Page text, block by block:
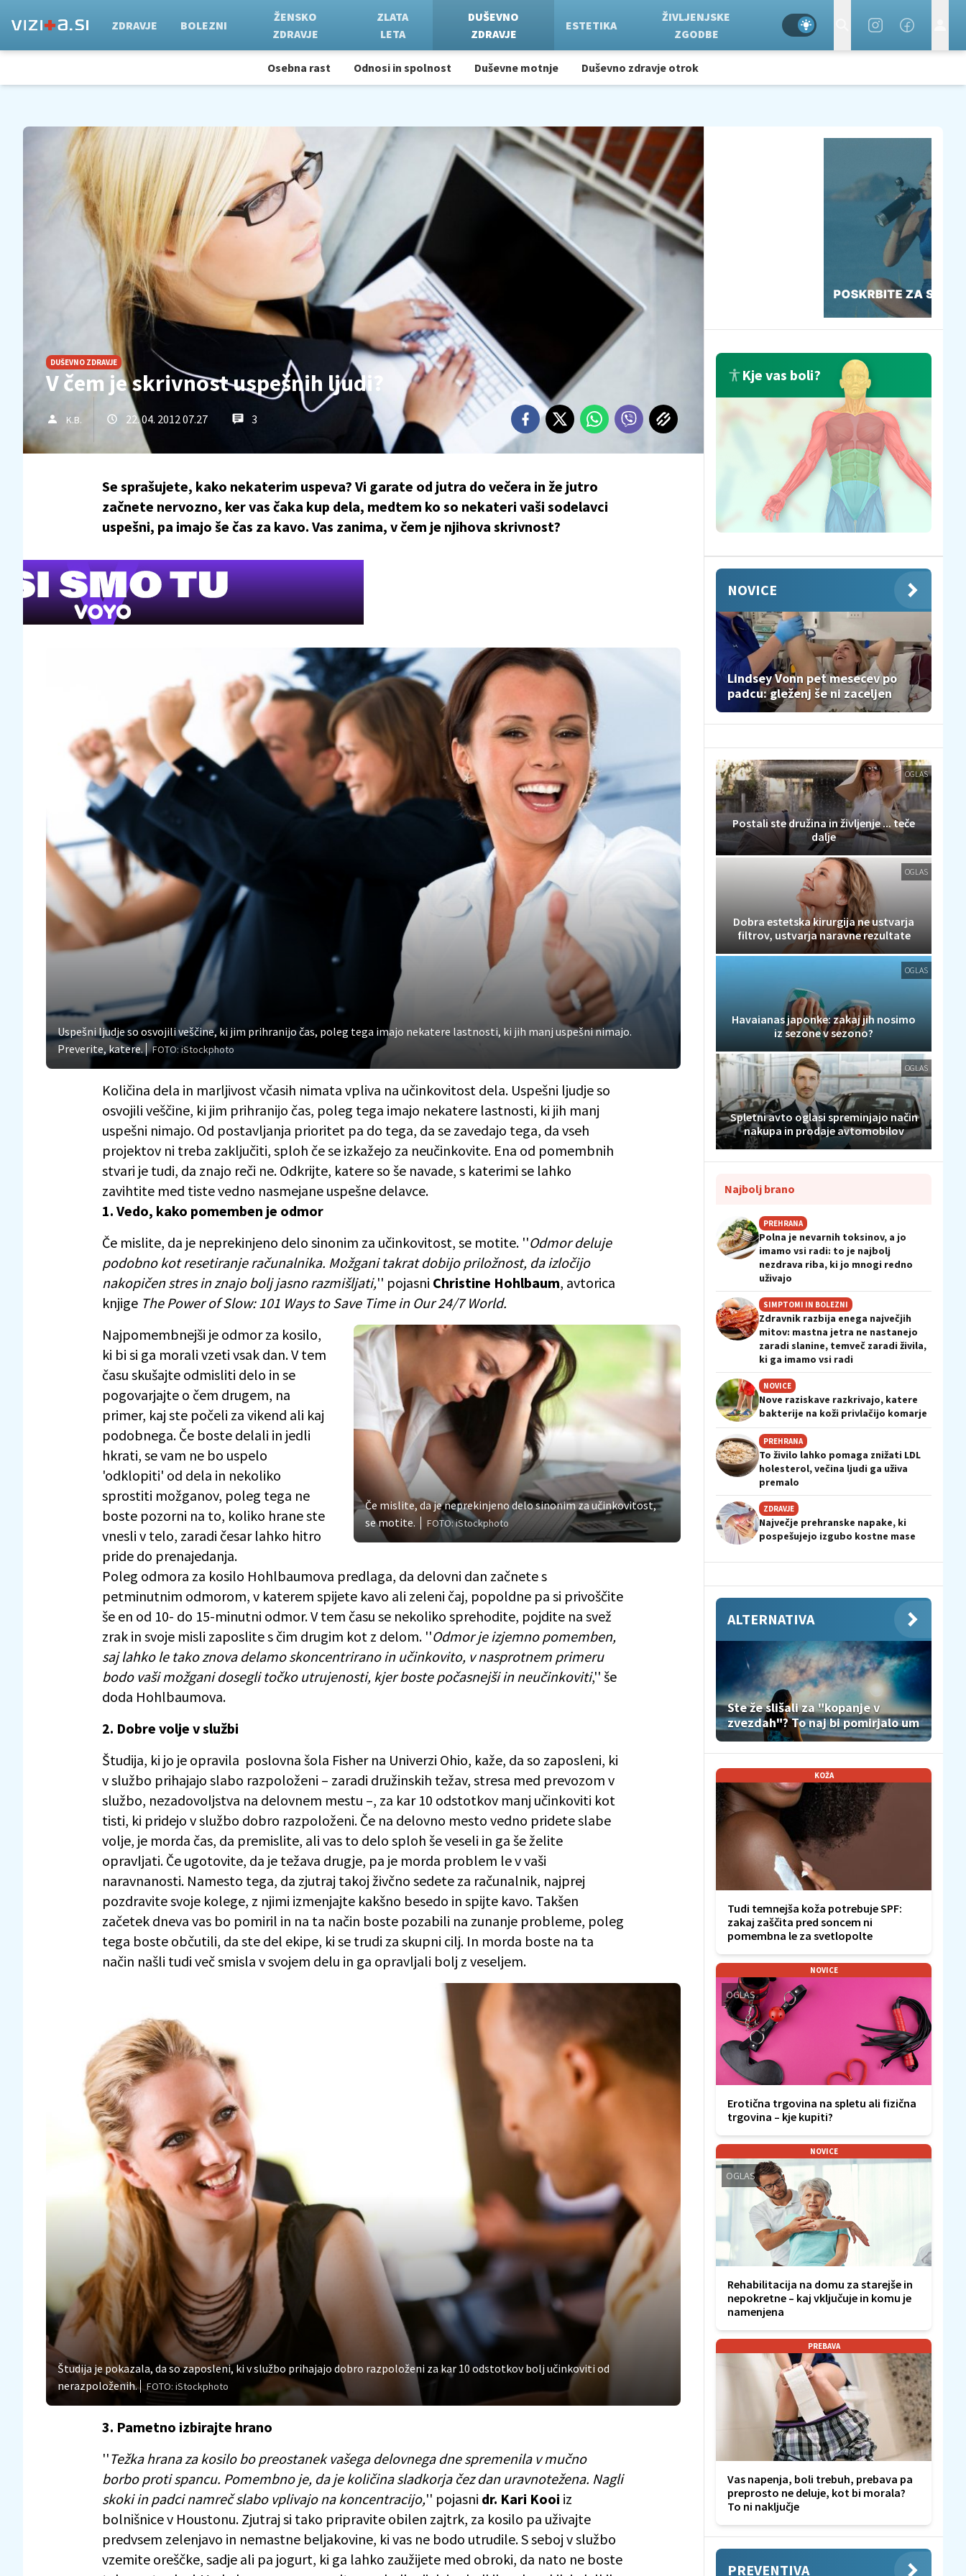
ZDRAVJE BOLEZNI
ŽENSKO
ZDRAVJE
ZLATA
LETA
DUŠEVNO
ZDRAVJE
ESTETIKA
ŽIVLJENJSKE
ZGODBE
Osebna rast Odnosi in spolnost Duševne motnje Duševno zdravje otrok
DUŠEVNO ZDRAVJE
V čem je skrivnost uspešnih ljudi?
K.B. 22. 04. 2012 07.27 3
Se sprašujete, kako nekaterim uspeva? Vi garate od jutra do večera in že jutro
začnete nervozno, ker vas čaka kup dela, medtem ko so nekateri vaši sodelavci
uspešni, pa imajo še čas za kavo. Vas zanima, v čem je njihova skrivnost?
Uspešni ljudje so osvojili veščine, ki jim prihranijo čas, poleg tega imajo nekatere lastnosti, ki jih manj uspešni nimajo.
Preverite, katere.
FOTO: iStockphoto
Količina dela in marljivost včasih nimata vpliva na učinkovitost dela. Uspešni ljudje so
osvojili veščine, ki jim prihranijo čas, poleg tega imajo nekatere lastnosti, ki jih manj
uspešni nimajo. Od postavljanja prioritet pa do tega, da se zavedajo tega, da vseh
projektov ni treba zaključiti, sploh če se izkažejo za neučinkovite. Ena od pomembnih
stvari je tudi, da znajo reči ne. Odkrijte, katere so še navade, s katerimi se lahko
zavihtite med tiste vedno nasmejane uspešne delavce.
1. Vedo, kako pomemben je odmor
Če mislite, da je neprekinjeno delo sinonim za učinkovitost, se motite. ''Odmor deluje
podobno kot resetiranje računalnika. Možgani takrat dobijo priložnost, da izločijo
nakopičen stres in znajo bolj jasno razmišljati,'' pojasni Christine Hohlbaum, avtorica
knjige The Power of Slow: 101 Ways to Save Time in Our 24/7 World.
Če mislite, da je neprekinjeno delo sinonim za učinkovitost,
se motite.
FOTO: iStockphoto
Najpomembnejši je odmor za kosilo,
ki bi si ga morali vzeti vsak dan. V tem
času skušajte odmisliti delo in se
pogovarjajte o čem drugem, na
primer, kaj ste počeli za vikend ali kaj
podobnega. Če boste delali in jedli
hkrati, se vam ne bo uspelo
'odklopiti' od dela in nekoliko
sprostiti možganov, poleg tega ne
boste pozorni na to, koliko hrane ste
vnesli v telo, zaradi česar lahko hitro
pride do prenajedanja.
Poleg odmora za kosilo Hohlbaumova predlaga, da delovni dan začnete s
petminutnim odmorom, v katerem spijete kavo ali zeleni čaj, popoldne pa si privoščite
še en od 10- do 15-minutni odmor. V tem času se nekoliko sprehodite, pojdite na svež
zrak in svoje misli zaposlite s čim drugim kot z delom. ''Odmor je izjemno pomemben,
saj lahko le tako znova delamo skoncentrirano in učinkovito, v nasprotnem primeru
bodo vaši možgani dosegli točko utrujenosti, kjer boste počasnejši in neučinkoviti,'' še
doda Hohlbaumova.
2. Dobre volje v službi
Študija, ki jo je opravila poslovna šola Fisher na Univerzi Ohio, kaže, da so zaposleni, ki
v službo prihajajo slabo razpoloženi – zaradi družinskih težav, stresa med prevozom v
službo, nezadovoljstva na delovnem mestu –, za kar 10 odstotkov manj učinkoviti kot
tisti, ki pridejo v službo dobro razpoloženi. Če na delovno mesto vedno pridete slabe
volje, je morda čas, da premislite, ali vas to delo sploh še veseli in ga še želite
opravljati. Če ugotovite, da je težava drugje, pa je morda problem le v vaši
naravnanosti. Namesto tega, da zjutraj takoj živčno sedete za računalnik, najprej
pozdravite svoje kolege, z njimi izmenjajte kakšno besedo in spijte kavo. Takšen
začetek dneva vas bo pomiril in na ta način boste pozabili na zunanje probleme, poleg
tega boste občutili, da ste del ekipe, ki se trudi za skupni cilj. In morda boste na ta
način našli tudi več smisla v svojem delu in ga opravljali bolj z veseljem.
Študija je pokazala, da so zaposleni, ki v službo prihajajo dobro razpoloženi za kar 10 odstotkov bolj učinkoviti od
nerazpoloženih.
FOTO: iStockphoto
3. Pametno izbirajte hrano
''Težka hrana za kosilo bo preostanek vašega delovnega dne spremenila v mučno
borbo proti spancu. Pomembno je, da je količina sladkorja čez dan uravnotežena. Nagli
skoki in padci namreč slabo vplivajo na koncentracijo,'' pojasni dr. Kari Kooi iz
bolnišnice v Houstonu. Zjutraj si tako pripravite obilen zajtrk, za kosilo pa uživajte
predvsem zelenjavo in nemastne beljakovine, ki vas ne bodo utrudile. S seboj v službo
vzemite oreščke, sadje ali pa jogurt, ki ga lahko zaužijete med obroki, da nato ne boste
Kje vas boli?
NOVICE
Lindsey Vonn pet mesecev po
padcu: gleženj še ni zaceljen
OGLAS
Postali ste družina in življenje ... teče
dalje
OGLAS
Dobra estetska kirurgija ne ustvarja
filtrov, ustvarja naravne rezultate
OGLAS
Havaianas japonke: zakaj jih nosimo
iz sezone v sezono?
OGLAS
Spletni avto oglasi spreminjajo način
nakupa in prodaje avtomobilov
Najbolj brano
PREHRANA
Polna je nevarnih toksinov, a jo
imamo vsi radi: to je najbolj
nezdrava riba, ki jo mnogi redno
uživajo
SIMPTOMI IN BOLEZNI
Zdravnik razbija enega največjih
mitov: mastna jetra ne nastanejo
zaradi slanine, temveč zaradi živila,
ki ga imamo vsi radi
NOVICE
Nove raziskave razkrivajo, katere
bakterije na koži privlačijo komarje
PREHRANA
To živilo lahko pomaga znižati LDL
holesterol, večina ljudi ga uživa
premalo
ZDRAVJE
Največje prehranske napake, ki
pospešujejo izgubo kostne mase
ALTERNATIVA
Ste že slišali za "kopanje v
zvezdah"? To naj bi pomirjalo um
KOŽA
Tudi temnejša koža potrebuje SPF:
zakaj zaščita pred soncem ni
pomembna le za svetlopolte
NOVICE
OGLAS
Erotična trgovina na spletu ali fizična
trgovina – kje kupiti?
NOVICE
OGLAS
Rehabilitacija na domu za starejše in
nepokretne – kaj vključuje in komu je
namenjena
PREBAVA
Vas napenja, boli trebuh, prebava pa
preprosto ne deluje, kot bi morala?
To ni naključje
PREVENTIVA